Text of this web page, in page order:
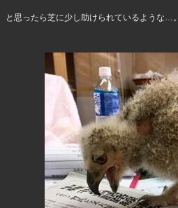
と思ったら芝に少し助けられているような…。